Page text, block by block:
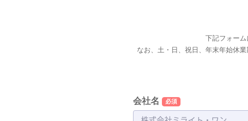
下記フォーム
なお、土・日、祝日、年末年始休
会社名